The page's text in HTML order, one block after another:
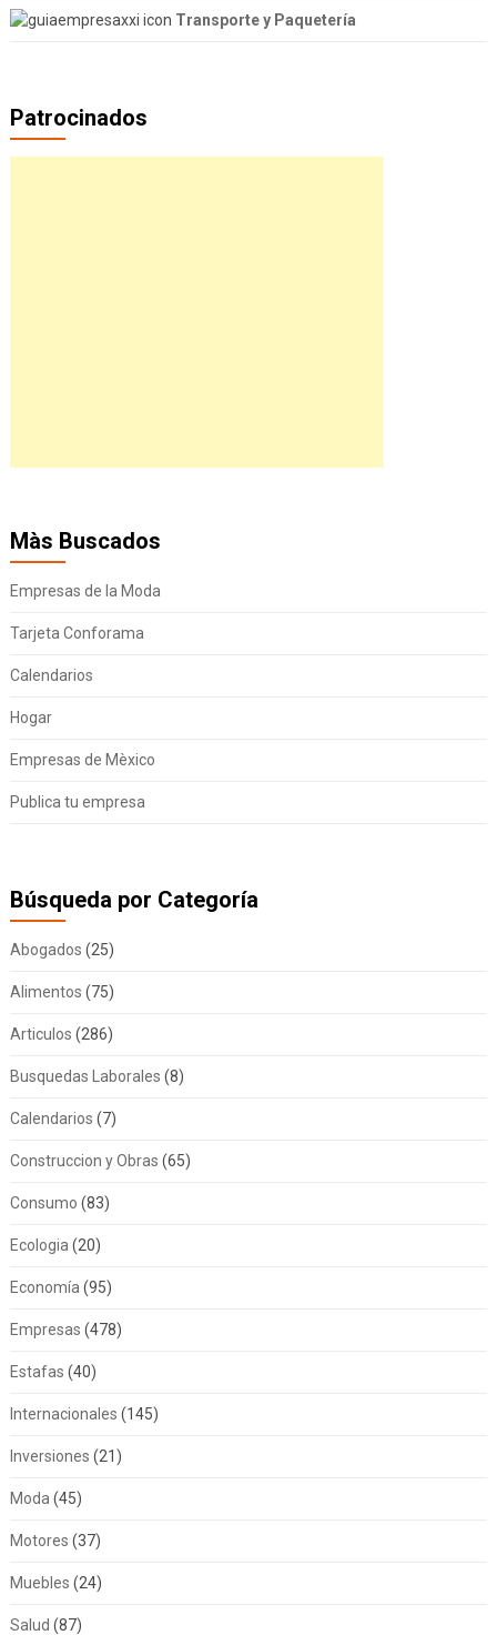
Transporte y Paquetería
Patrocinados
Màs Buscados
Empresas de la Moda
Tarjeta Conforama
Calendarios
Hogar
Empresas de Mèxico
Publica tu empresa
Búsqueda por Categoría
Abogados (25)
Alimentos (75)
Articulos (286)
Busquedas Laborales (8)
Calendarios (7)
Construccion y Obras (65)
Consumo (83)
Ecologia (20)
Economía (95)
Empresas (478)
Estafas (40)
Internacionales (145)
Inversiones (21)
Moda (45)
Motores (37)
Muebles (24)
Salud (87)